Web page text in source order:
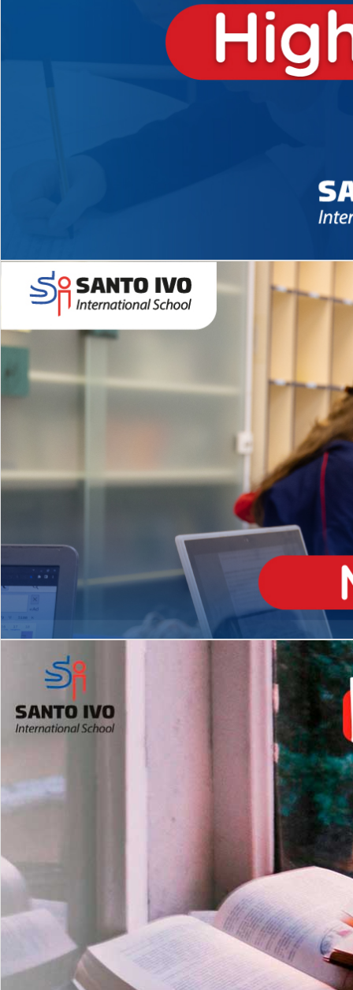
Novidades 2026 High School
Matrículas Abertas 2026
EDUCAÇÃO INFANTIL
Inglês todos os dias
MÉDIO
igh School
Dupla Diplomação
2º AO 5º ANO FUNDAMENTAL
es
Com imersão Bilingue - Anos
Finais
6º AO 9º ANO FUNDAMENTAL
Inglês: Turmas Reduzidas
(Proficiência)